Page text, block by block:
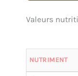
Valeurs
NUTRIMENT